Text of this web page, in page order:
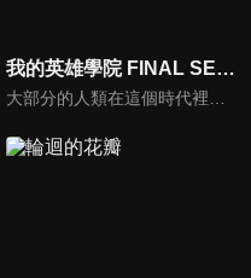
我的英雄學院 FINAL SEASON